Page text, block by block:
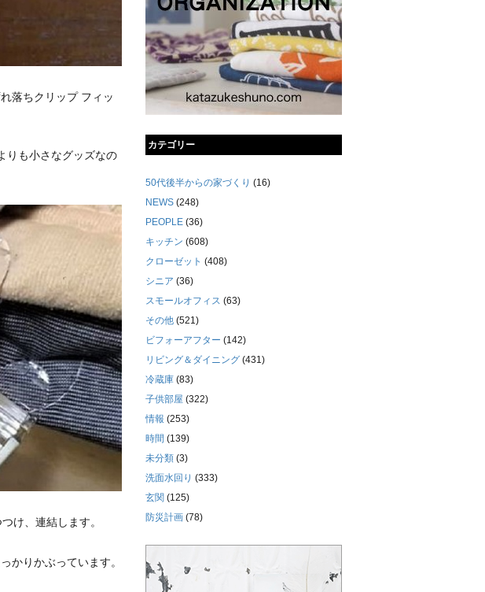
落ちクリップ フィッ
りも小さなグッズなの
け、連結します。
かりかぶっています。
カテゴリー
50代後半からの家づくり (16)
NEWS (248)
PEOPLE (36)
キッチン (608)
クローゼット (408)
シニア (36)
スモールオフィス (63)
その他 (521)
ビフォーアフター (142)
リビング＆ダイニング (431)
冷蔵庫 (83)
子供部屋 (322)
情報 (253)
時間 (139)
未分類 (3)
洗面水回り (333)
玄関 (125)
防災計画 (78)